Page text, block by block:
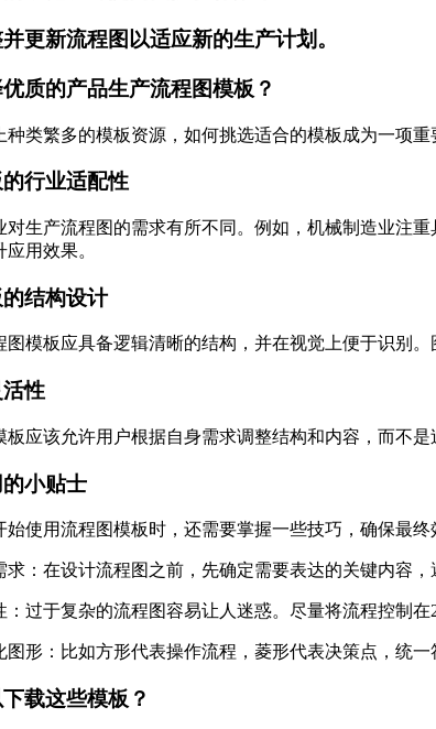
更新流程图以适应新的生产计划。
质的产品生产流程图模板？
种类繁多的模板资源，如何挑选适合的模板成为一项重
行业适配性
对生产流程图的需求有所不同。例如，机械制造业注
用效果。
结构设计
图模板应具备逻辑清晰的结构，并在视觉上便于识别
性
板应该允许用户根据自身需求调整结构和内容，而不是
小贴士
始使用流程图模板时，还需要掌握一些技巧，确保最终
求：在设计流程图之前，先确定需要表达的关键内容，
：过于复杂的流程图容易让人迷惑。尽量将流程控制在
图形：比如方形代表操作流程，菱形代表决策点，统一
载这些模板？